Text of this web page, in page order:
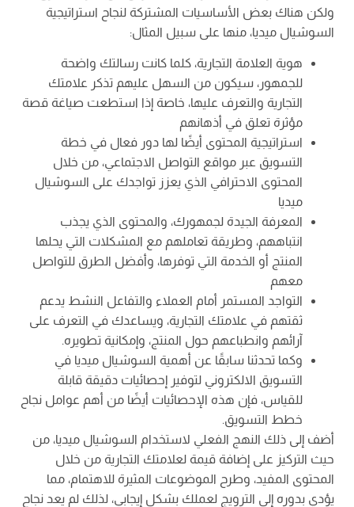
ولكن هناك بعض الأساسيات المشتركة لنجاح استراتيجية
السوشيال ميديا، منها على سبيل المثال:
هوية العلامة التجارية، كلما كانت رسالتك واضحة
للجمهور، سيكون من السهل عليهم تذكر علامتك
التجارية والتعرف عليها، خاصة إذا استطعت صياغة قصة
مؤثرة تعلق في أذهانهم
استراتيجية المحتوى أيضًا لها دور فعال في خطة
التسويق عبر مواقع التواصل الاجتماعي، من خلال
المحتوى الاحترافي الذي يعزز تواجدك على السوشيال
ميديا
المعرفة الجيدة لجمهورك، والمحتوى الذي يجذب
انتباههم، وطريقة تعاملهم مع المشكلات التي يحلها
المنتج أو الخدمة التي توفرها، وأفضل الطرق للتواصل
معهم
التواجد المستمر أمام العملاء والتفاعل النشط يدعم
ثقتهم في علامتك التجارية، ويساعدك في التعرف على
آرائهم وانطباعهم حول المنتج، وإمكانية تطويره.
وكما تحدثنا سابقًا عن أهمية السوشيال ميديا في
التسويق الالكتروني لتوفير إحصائيات دقيقة قابلة
للقياس، فإن هذه الإحصائيات أيضًا من أهم عوامل نجاح
خطط التسويق.
أضف إلى ذلك النهج الفعلي لاستخدام السوشيال ميديا، من
حيث التركيز على إضافة قيمة لعلامتك التجارية من خلال
المحتوى المفيد، وطرح الموضوعات المثيرة للاهتمام، مما
يؤدي بدوره إلى الترويج لعملك بشكل إيجابي، لذلك لم يعد نجاح